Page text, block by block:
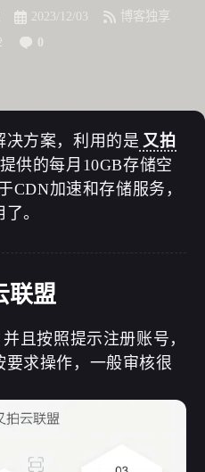
2023/12/03
博客独享
0
决方案，利用的是 又拍
提供的每月10GB存储空
CDN加速和存储服务，
。
联盟
且按照提示注册账号，
求操作，一般审核很